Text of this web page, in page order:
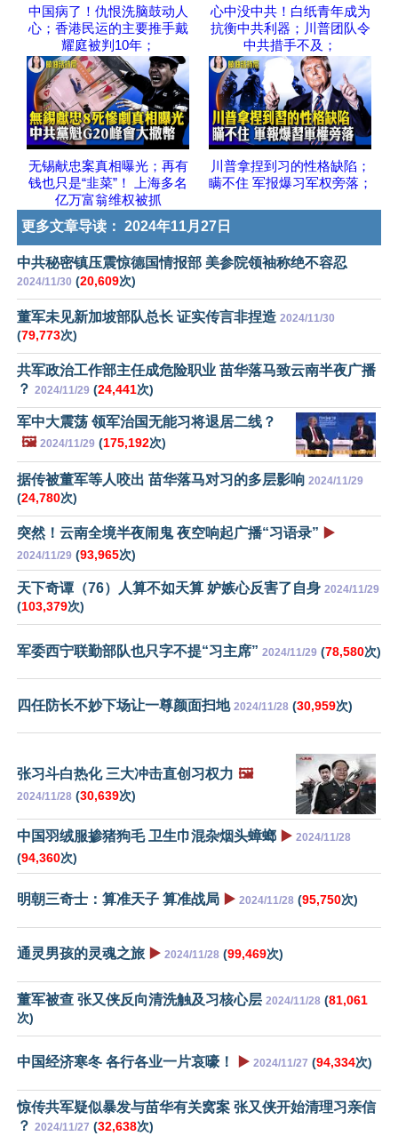
中国病了！仇恨洗脑鼓动人
心；香港民运的主要推手戴
耀庭被判10年；
心中没中共！白纸青年成为
抗衡中共利器；川普团队令
中共措手不及；
无锡献忠案真相曝光；再有
钱也只是“韭菜”！ 上海多名
亿万富翁维权被抓
川普拿捏到习的性格缺陷；
瞒不住 军报爆习军权旁落；
更多文章导读： 2024年11月27日
中共秘密镇压震惊德国情报部 美参院领袖称绝不容忍
2024/11/30 (20,609次)
董军未见新加坡部队总长 证实传言非捏造 2024/11/30
(79,773次)
共军政治工作部主任成危险职业 苗华落马致云南半夜广播
？ 2024/11/29 (24,441次)
军中大震荡 领军治国无能习将退居二线？
🖼️ 2024/11/29 (175,192次)
据传被董军等人咬出 苗华落马对习的多层影响 2024/11/29
(24,780次)
突然！云南全境半夜闹鬼 夜空响起广播“习语录” ▶️
2024/11/29 (93,965次)
天下奇谭（76）人算不如天算 妒嫉心反害了自身 2024/11/29
(103,379次)
军委西宁联勤部队也只字不提“习主席” 2024/11/29 (78,580次)
四任防长不妙下场让一尊颜面扫地 2024/11/28 (30,959次)
张习斗白热化 三大冲击直创习权力 🖼️
2024/11/28 (30,639次)
中国羽绒服掺猪狗毛 卫生巾混杂烟头蟑螂 ▶️ 2024/11/28
(94,360次)
明朝三奇士：算准天子 算准战局 ▶️ 2024/11/28 (95,750次)
通灵男孩的灵魂之旅 ▶️ 2024/11/28 (99,469次)
董军被查 张又侠反向清洗触及习核心层 2024/11/28 (81,061
次)
中国经济寒冬 各行各业一片哀嚎！ ▶️ 2024/11/27 (94,334次)
惊传共军疑似暴发与苗华有关窝案 张又侠开始清理习亲信
？ 2024/11/27 (32,638次)